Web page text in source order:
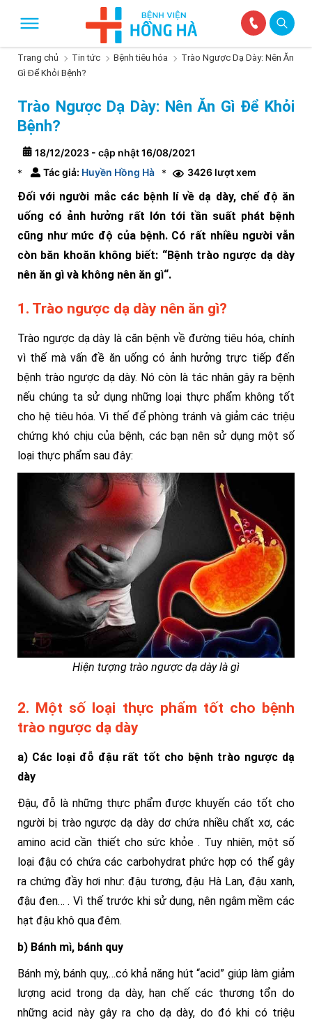
Trang chủ Tin tức Bệnh tiêu hóa
Trào Ngược Dạ Dày: Nên Ăn
Gì Để Khỏi Bệnh?
Trào Ngược Dạ Dày: Nên Ăn Gì Để Khỏi
Bệnh?
18/12/2023 - cập nhật 16/08/2021
*
Tác giả: Huyền Hồng Hà * 3426 lượt xem
Đối với người mắc các bệnh lí về dạ dày, chế độ ăn
uống có ảnh hưởng rất lớn tới tần suất phát bệnh
cũng như mức độ của bệnh. Có rất nhiều người vẫn
còn băn khoăn không biết: “Bệnh trào ngược dạ dày
nên ăn gì và không nên ăn gì“.
1. Trào ngược dạ dày nên ăn gì?
Trào ngược dạ dày là căn bệnh về đường tiêu hóa, chính
vì thế mà vấn đề ăn uống có ảnh hưởng trực tiếp đến
bệnh trào ngược dạ dày. Nó còn là tác nhân gây ra bệnh
nếu chúng ta sử dụng những loại thực phẩm không tốt
cho hệ tiêu hóa. Vì thế để phòng tránh và giảm các triệu
chứng khó chịu của bệnh, các bạn nên sử dụng một số
loại thực phẩm sau đây:
Hiện tượng trào ngược dạ dày là gì
2. Một số loại thực phẩm tốt cho bệnh
trào ngược dạ dày
a) Các loại đỗ đậu rất tốt cho bệnh trào ngược dạ
dày
Đậu, đỗ là những thực phẩm được khuyến cáo tốt cho
người bị trào ngược dạ dày dơ chứa nhiều chất xơ, các
amino acid cần thiết cho sức khỏe . Tuy nhiên, một số
loại đậu có chứa các carbohydrat phức hợp có thể gây
ra chứng đầy hơi như: đậu tương, đậu Hà Lan, đậu xanh,
đậu đen… . Vì thế trước khi sử dụng, nên ngâm mềm các
hạt đậu khô qua đêm.
b) Bánh mì, bánh quy
Bánh mỳ, bánh quy,…có khả năng hút “acid” giúp làm giảm
lượng acid trong dạ dày, hạn chế các thương tổn do
những acid này gây ra cho dạ dày, do đó khi có triệu